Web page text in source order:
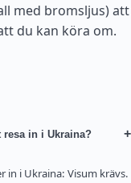
med bromsljus) att
du kan köra om.
in i Ukraina? +
in i Ukraina: Visum krävs.